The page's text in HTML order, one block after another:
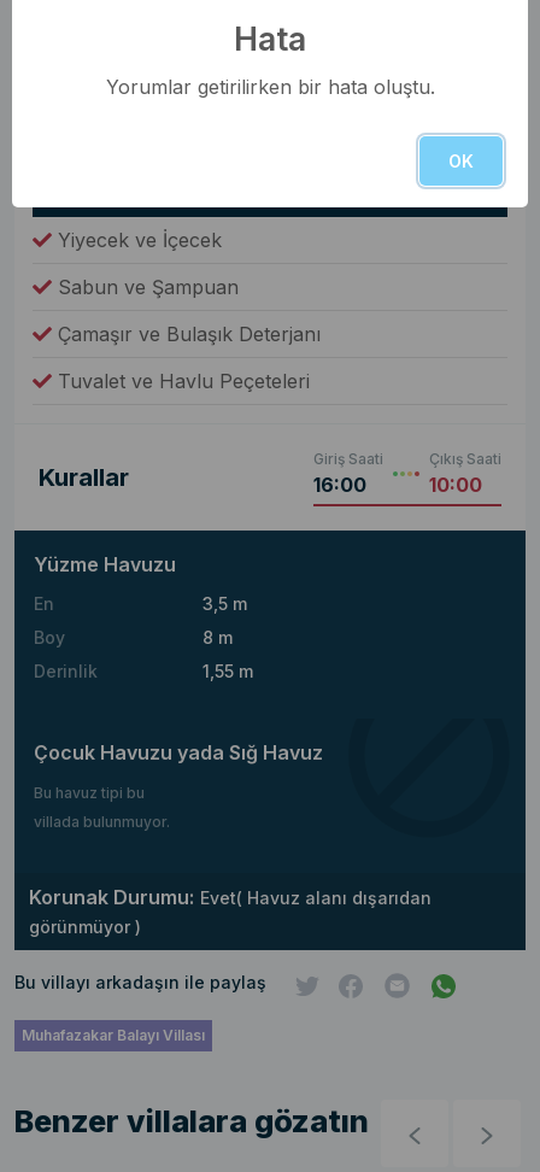
Elektrikli Süpürge
Yiyecek ve İçecek
Sabun ve Şampuan
Çamaşır ve Bulaşık Deterjanı
Tuvalet ve Havlu Peçeteleri
Kurallar
Giriş Saati
16:00
Çıkış Saati
10:00
Yüzme Havuzu
En
3,5 m
Boy
8 m
Derinlik
1,55 m
Çocuk Havuzu yada Sığ Havuz
Bu havuz tipi bu
villada bulunmuyor.
Korunak Durumu: Evet( Havuz alanı dışarıdan
görünmüyor )
Bu villayı arkadaşın ile paylaş
Muhafazakar Balayı Villası
Benzer villalara gözatın
Hata
Yorumlar getirilirken bir hata oluştu.
OK